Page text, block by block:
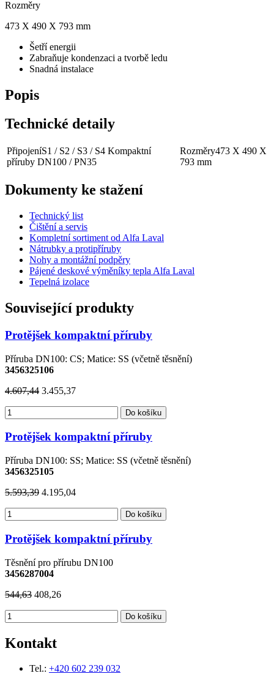
Rozměry
473 X 490 X 793 mm
Šetří energii
Zabraňuje kondenzaci a tvorbě ledu
Snadná instalace
Popis
Technické detaily
PřipojeníS1 / S2 / S3 / S4 Kompaktní
příruby DN100 / PN35
Rozměry473 X 490 X
793 mm
Dokumenty ke stažení
Technický list
Čištění a servis
Kompletní sortiment od Alfa Laval
Nátrubky a protipříruby
Nohy a montážní podpěry
Pájené deskové výměníky tepla Alfa Laval
Tepelná izolace
Související produkty
Protějšek kompaktní příruby
Příruba DN100: CS; Matice: SS (včetně těsnění)
3456325106
4.607,44 3.455,37
Do košíku
Protějšek kompaktní příruby
Příruba DN100: SS; Matice: SS (včetně těsnění)
3456325105
5.593,39 4.195,04
Do košíku
Protějšek kompaktní příruby
Těsnění pro přírubu DN100
3456287004
544,63 408,26
Do košíku
Kontakt
Tel.: +420 602 239 032